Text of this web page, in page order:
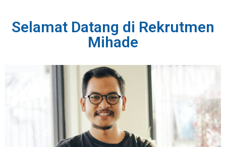
Selamat Datang di Rekrutmen
Mihade